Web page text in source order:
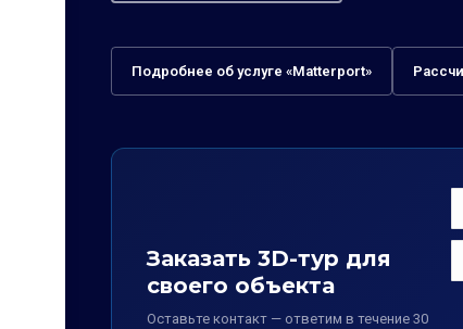
Подробнее об услуге «Matterport»
Заказать 3D-тур для
своего объекта
Оставьте контакт — ответим в течение 30